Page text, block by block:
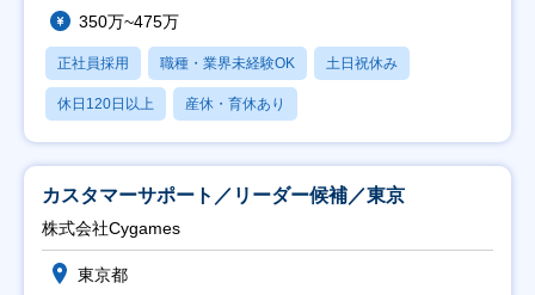
350万~475万
正社員採用 職種・業界未経験OK 土日祝休み
休日120日以上 産休・育休あり
カスタマーサポート／リーダー候補／東京
株式会社Cygames
東京都